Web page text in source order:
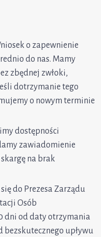
o zapewnienie
do nas. Mamy
zbędnej zwłoki,
dotrzymanie tego
o nowym terminie
dostępności
zawiadomienie
na brak
do Prezesa Zarządu
Osób
dni od daty otrzymania
upływu